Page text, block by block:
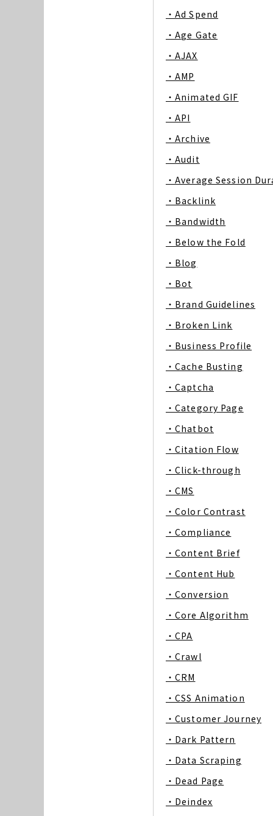
・Ad Spend
・Age Gate
・AJAX
・AMP
・Animated GIF
・API
・Archive
・Audit
・Average Session
・Backlink
・Bandwidth
・Below the Fold
・Blog
・Bot
・Brand Guidelines
・Broken Link
・Business Profile
・Cache Busting
・Captcha
・Category Page
・Chatbot
・Citation Flow
・Click-through
・CMS
・Color Contrast
・Compliance
・Content Brief
・Content Hub
・Conversion
・Core Algorithm
・CPA
・Crawl
・CRM
・CSS Animation
・Customer Journey
・Dark Pattern
・Data Scraping
・Dead Page
・Deindex